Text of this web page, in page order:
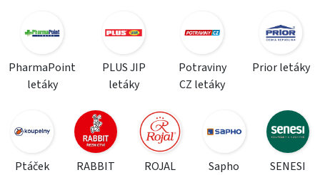
PharmaPoint
letáky
PLUS JIP
letáky
Potraviny
CZ letáky
Prior letáky
Ptáček
RABBIT
ROJAL
Sapho
SENESI